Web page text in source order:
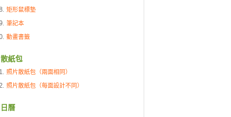
矩形鼠標墊
筆記本
動畫書籤
散紙包
照片散紙包（兩面相同）
照片散紙包（每面設計不同）
日曆